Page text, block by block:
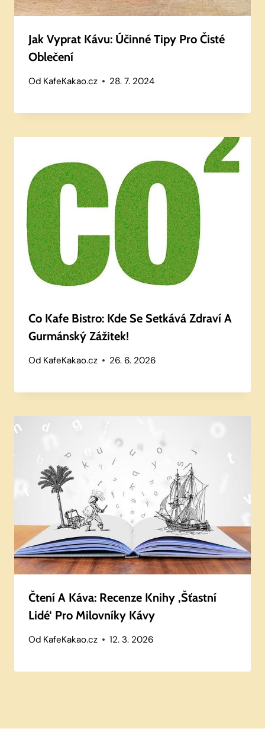
Jak Vyprat Kávu: Účinné Tipy Pro Čisté
Oblečení
Od KafeKakao.cz 28. 7. 2024
Co Kafe Bistro: Kde Se Setkává Zdraví A
Gurmánský Zážitek!
Od KafeKakao.cz 26. 6. 2026
Čtení A Káva: Recenze Knihy ‚Šťastní
Lidé‘ Pro Milovníky Kávy
Od KafeKakao.cz 12. 3. 2026